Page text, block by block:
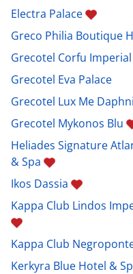
Electra Palace
Greco Philia Boutique
Grecotel Corfu Imperial
Grecotel Eva Palace
Grecotel Lux Me
Grecotel Mykonos Blu
Heliades Signature
& Spa
Ikos Dassia
Kappa Club Lindos
Kappa Club
Kerkyra Blue Hotel &